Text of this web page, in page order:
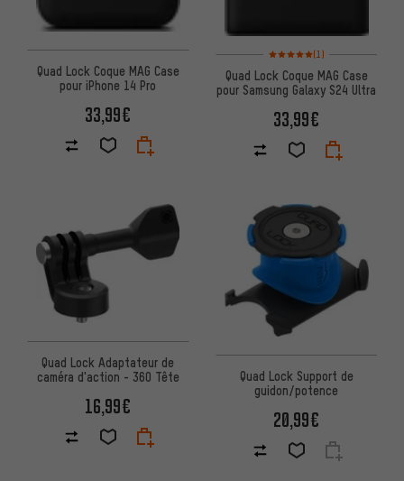
Quad Lock Coque MAG Case
pour iPhone 14 Pro
33,99€
Note moyenne : 5 sur 5
(1)
Quad Lock Coque MAG Case
pour Samsung Galaxy S24 Ultra
33,99€
Quad Lock Adaptateur de
caméra d'action - 360 Tête
16,99€
Quad Lock Support de
guidon/potence
20,99€